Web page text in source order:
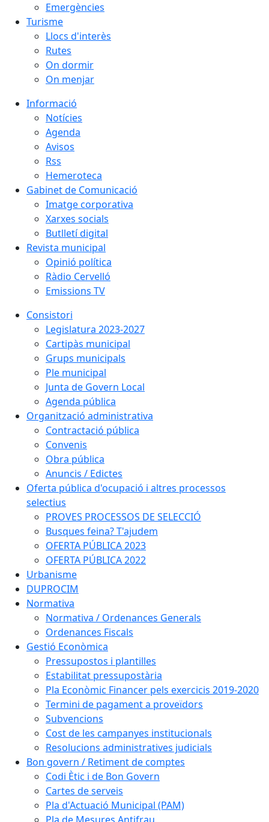
Emergències
Turisme
Llocs d'interès
Rutes
On dormir
On menjar
Informació
Notícies
Agenda
Avisos
Rss
Hemeroteca
Gabinet de Comunicació
Imatge corporativa
Xarxes socials
Butlletí digital
Revista municipal
Opinió política
Ràdio Cervelló
Emissions TV
Consistori
Legislatura 2023-2027
Cartipàs municipal
Grups municipals
Ple municipal
Junta de Govern Local
Agenda pública
Organització administrativa
Contractació pública
Convenis
Obra pública
Anuncis / Edictes
Oferta pública d'ocupació i altres processos
selectius
PROVES PROCESSOS DE SELECCIÓ
Busques feina? T'ajudem
OFERTA PÚBLICA 2023
OFERTA PÚBLICA 2022
Urbanisme
DUPROCIM
Normativa
Normativa / Ordenances Generals
Ordenances Fiscals
Gestió Econòmica
Pressupostos i plantilles
Estabilitat pressupostària
Pla Econòmic Financer pels exercicis 2019-2020
Termini de pagament a proveïdors
Subvencions
Cost de les campanyes institucionals
Resolucions administratives judicials
Bon govern / Retiment de comptes
Codi Ètic i de Bon Govern
Cartes de serveis
Pla d'Actuació Municipal (PAM)